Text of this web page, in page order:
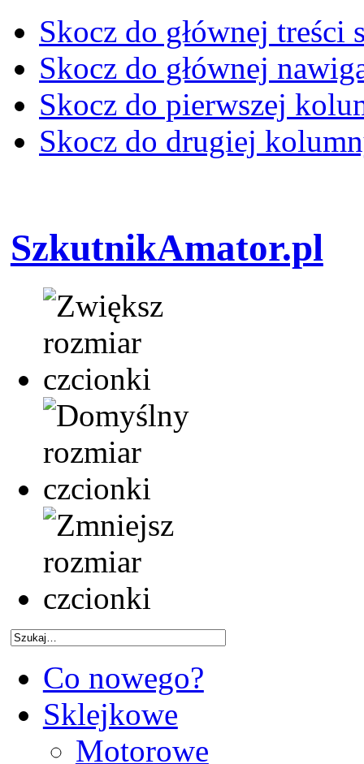
Skocz do głównej treści
Skocz do głównej
Skocz do pierwszej
Skocz do drugiej
SzkutnikAmator.pl
Co nowego?
Sklejkowe
Motorowe